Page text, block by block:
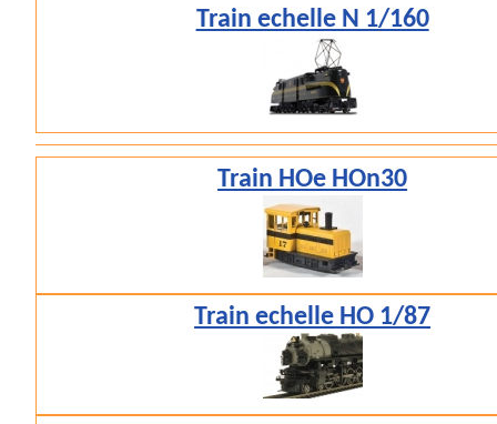
Train echelle N 1/160
Train HOe HOn30
Train echelle HO 1/87